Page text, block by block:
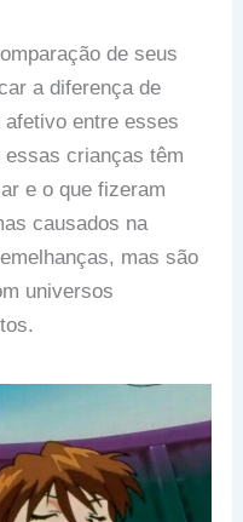
de seus
a diferença de
afetivo entre esses
essas crianças têm
e o que fizeram
causados na
mas são
universos